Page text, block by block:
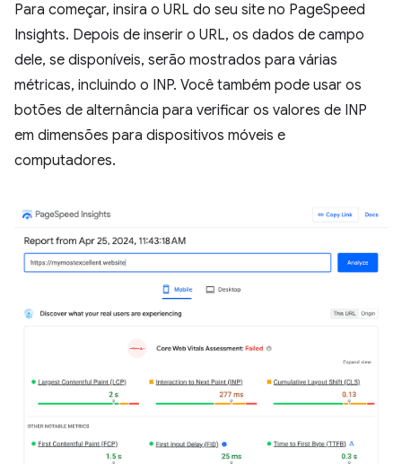
Para começar, insira o URL do seu site no PageSpeed
Insights. Depois de inserir o URL, os dados de campo
dele, se disponíveis, serão mostrados para várias
métricas, incluindo o INP. Você também pode usar os
botões de alternância para verificar os valores de INP
em dimensões para dispositivos móveis e
computadores.